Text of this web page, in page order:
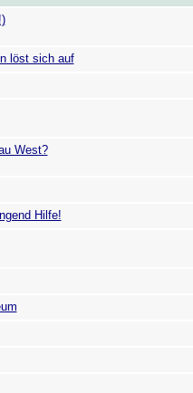
löst sich auf
West?
Hilfe!